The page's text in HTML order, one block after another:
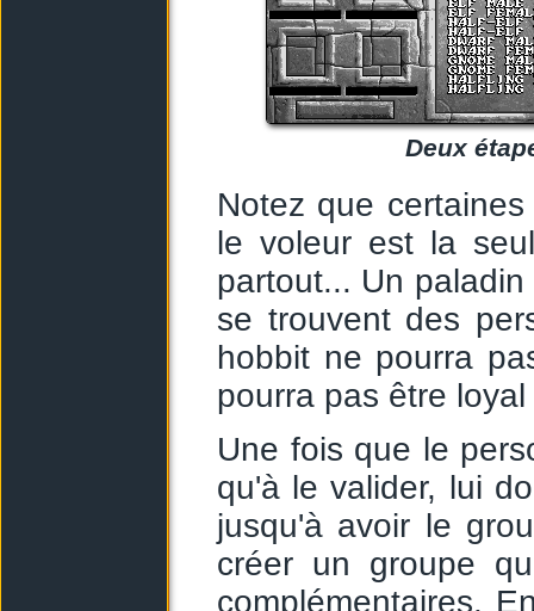
Deux
Notez que
le voleur est la
partout... Un
se trouvent des
hobbit ne pourra
pourra pas être
Une fois que le
qu'à le valider, lui
jusqu'à avoir le
créer un groupe
complémentaires.